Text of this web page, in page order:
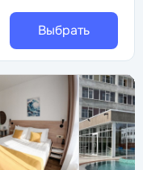
Выбрать